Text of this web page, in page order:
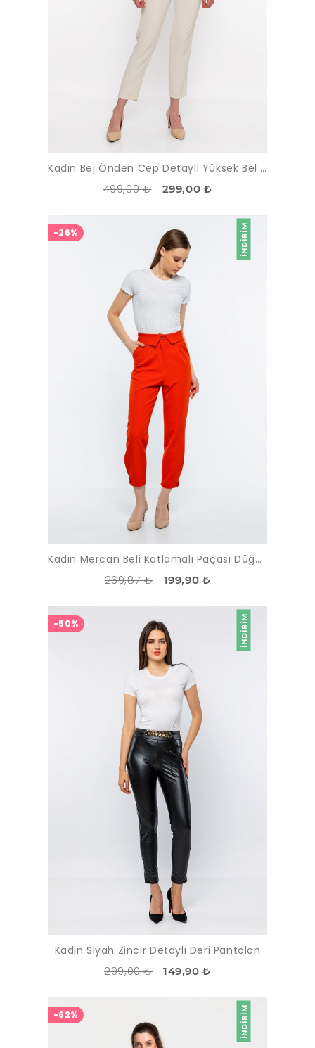
Kadın Bej Önden Cep Detayli Yüksek Bel Pantolon
499,00 ₺ 299,00 ₺
İNDIRIM
-26%
Kadın Mercan Beli Katlamalı Paçası Düğmeli Pantolon
269,87 ₺ 199,90 ₺
İNDIRIM
-50%
Kadın Siyah Zincir Detaylı Deri Pantolon
299,00 ₺ 149,90 ₺
İNDIRIM
-62%